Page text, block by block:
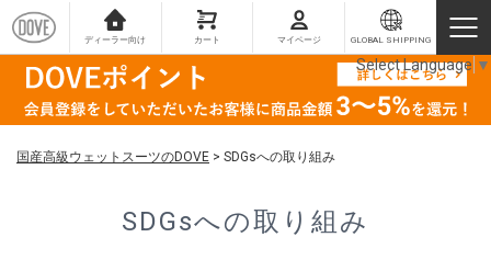
ディーラー向け カート マイページ GLOBAL SHIPPING
国産高級ウェットスーツのDOVE > SDGsへの取り組み
SDGsへの取り組み
Select Language ▼